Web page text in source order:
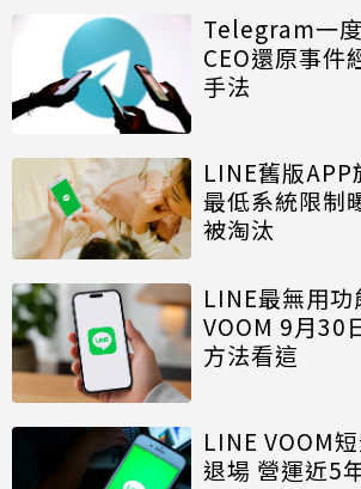
Telegram一
CEO還原事件
手法
LINE舊版APP
最低系統限制
被淘汰
LINE最無用
VOOM 9月30
方法看這
LINE VOOM
退場 營運近5